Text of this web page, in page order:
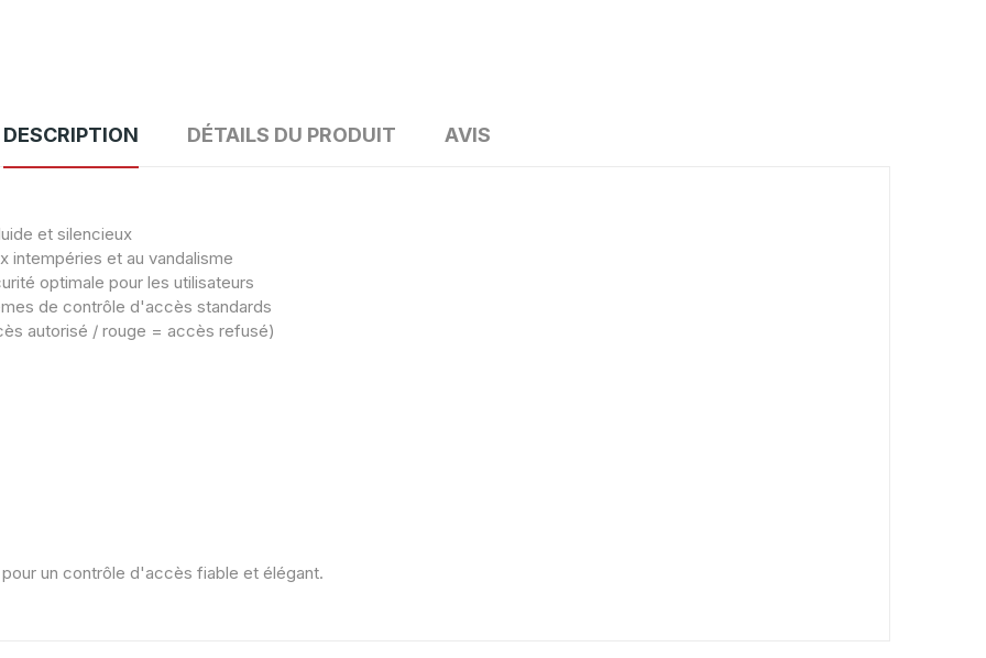
DESCRIPTION DÉTAILS DU PRODUIT AVIS
et silencieux
intempéries et au vandalisme
optimale pour les utilisateurs
de contrôle d'accès standards
autorisé / rouge = accès refusé)
un contrôle d'accès fiable et élégant.